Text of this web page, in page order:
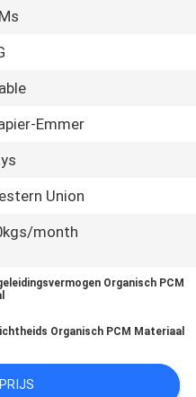
Emmer
Union
month
Organisch PCM
Organisch PCM Materiaal